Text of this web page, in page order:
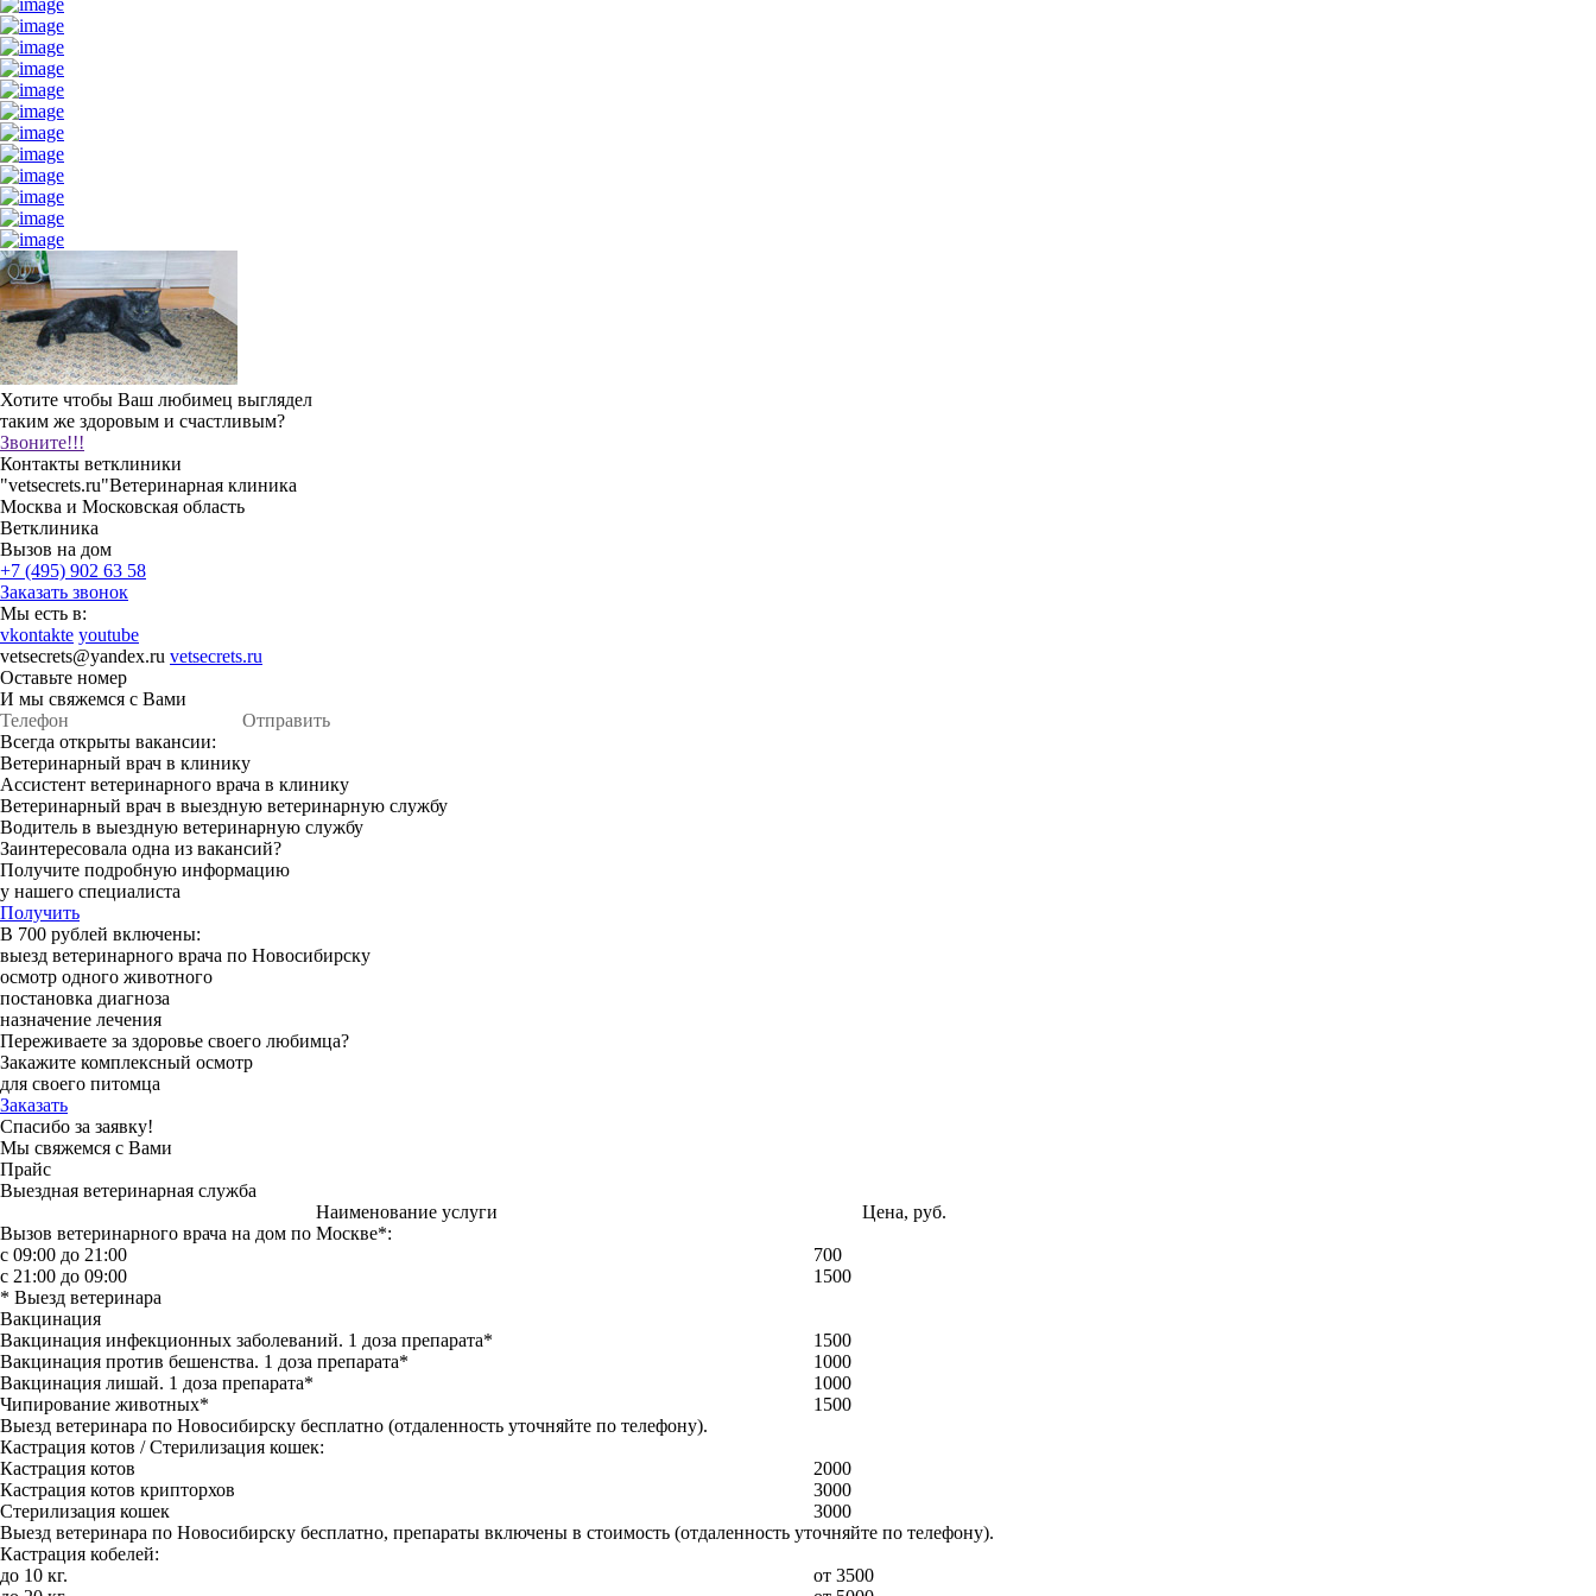
Хотите чтобы Ваш любимец выглядел
таким же здоровым и счастливым?
Звоните!!!
Контакты ветклиники
"vetsecrets.ru"Ветеринарная клиника
Москва и Московская область
Ветклиника
Вызов на дом
+7 (495) 902 63 58
Заказать звонок
Мы есть в:
vkontakte youtube
vetsecrets@yandex.ru vetsecrets.ru
Оставьте номер
И мы свяжемся с Вами
Отправить
Всегда открыты вакансии:
Ветеринарный врач в клинику
Ассистент ветеринарного врача в клинику
Ветеринарный врач в выездную ветеринарную службу
Водитель в выездную ветеринарную службу
Заинтересовала одна из вакансий?
Получите подробную информацию
у нашего специалиста
Получить
В 700 рублей включены:
выезд ветеринарного врача по Новосибирску
осмотр одного животного
постановка диагноза
назначение лечения
Переживаете за здоровье своего любимца?
Закажите комплексный осмотр
для своего питомца
Заказать
Спасибо за заявку!
Мы свяжемся с Вами
Прайс
Выездная ветеринарная служба
Наименование услуги
Цена, руб.
Вызов ветеринарного врача на дом по Москве*:
с 09:00 до 21:00
700
с 21:00 до 09:00
1500
* Выезд ветеринара
Вакцинация
Вакцинация инфекционных заболеваний. 1 доза препарата*
1500
Вакцинация против бешенства. 1 доза препарата*
1000
Вакцинация лишай. 1 доза препарата*
1000
Чипирование животных*
1500
Выезд ветеринара по Новосибирску бесплатно (отдаленность уточняйте по телефону).
Кастрация котов / Стерилизация кошек:
Кастрация котов
2000
Кастрация котов крипторхов
3000
Стерилизация кошек
3000
Выезд ветеринара по Новосибирску бесплатно, препараты включены в стоимость (отдаленность уточняйте по телефону).
Кастрация кобелей:
до 10 кг.
от 3500